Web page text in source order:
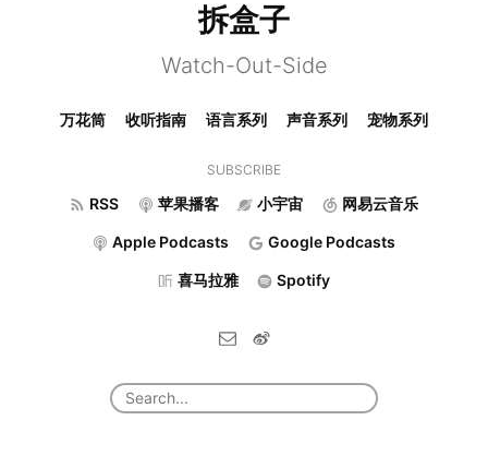
拆盒子
Watch-Out-Side
万花筒 收听指南 语言系列 声音系列 宠物系列
SUBSCRIBE
RSS 苹果播客 小宇宙 网易云音乐
Apple Podcasts Google Podcasts
喜马拉雅 Spotify